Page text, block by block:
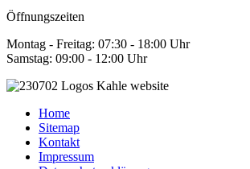
Öffnungszeiten
Montag - Freitag: 07:30 - 18:00 Uhr
Samstag: 09:00 - 12:00 Uhr
Home
Sitemap
Kontakt
Impressum